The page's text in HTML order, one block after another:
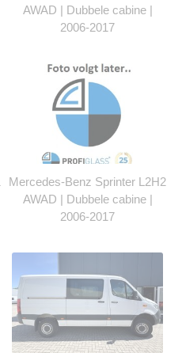
AWAD | Dubbele cabine |
2006-2017
Mercedes-Benz Sprinter L2H2
AWAD | Dubbele cabine |
2006-2017